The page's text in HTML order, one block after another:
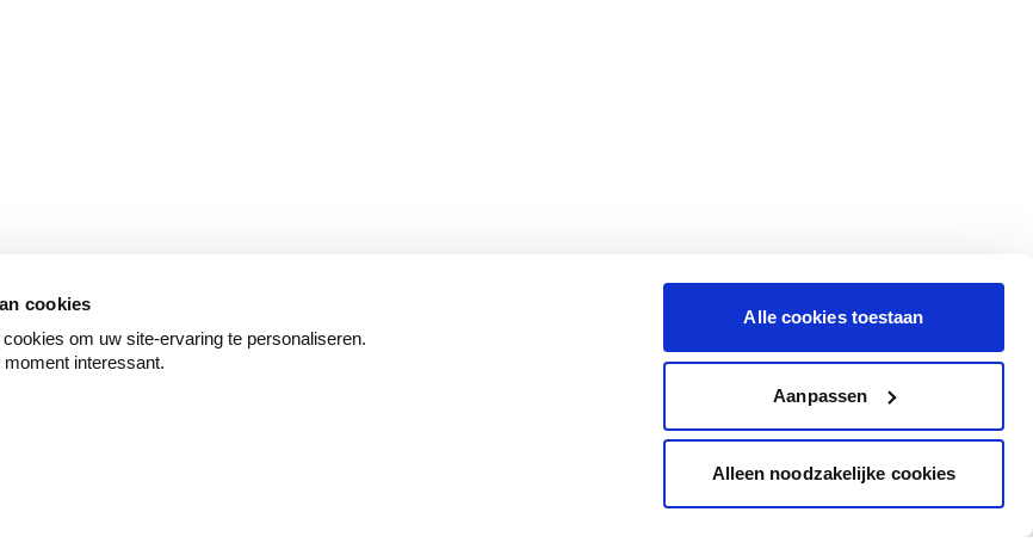
cookies
om uw site-ervaring te personaliseren.
interessant.
Alle cookies toestaan
Aanpassen
Alleen noodzakelijke cookies